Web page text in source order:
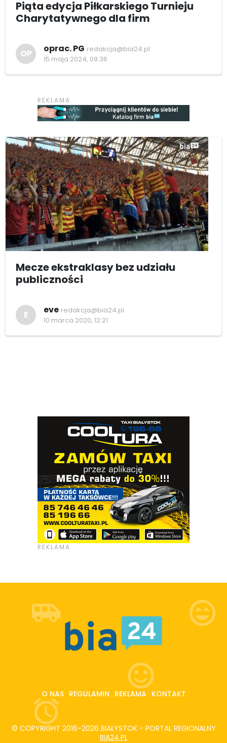
Piąta edycja Piłkarskiego Turnieju
Charytatywnego dla firm
OP oprac. PG redakcja@bia24.pl
15 maja 2024, 09:36
Mecze ekstraklasy bez udziału
publiczności
E eve redakcja@bia24.pl
10 marca 2020, 12:21
O NAS REGULAMIN REKLAMA KONTAKT
© COPYRIGHT 2016-2026 BIAŁYSTOK - PORTAL REGIONALNY
BIA24.PL